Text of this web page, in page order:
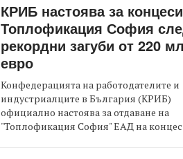
КРИБ настоява за
Топлофикация София
рекордни загуби от 220
евро
Конфедерацията на работодателите и
индустриалците в България (КРИБ)
официално настоява за отдаване на
"Топлофикация София" ЕАД на